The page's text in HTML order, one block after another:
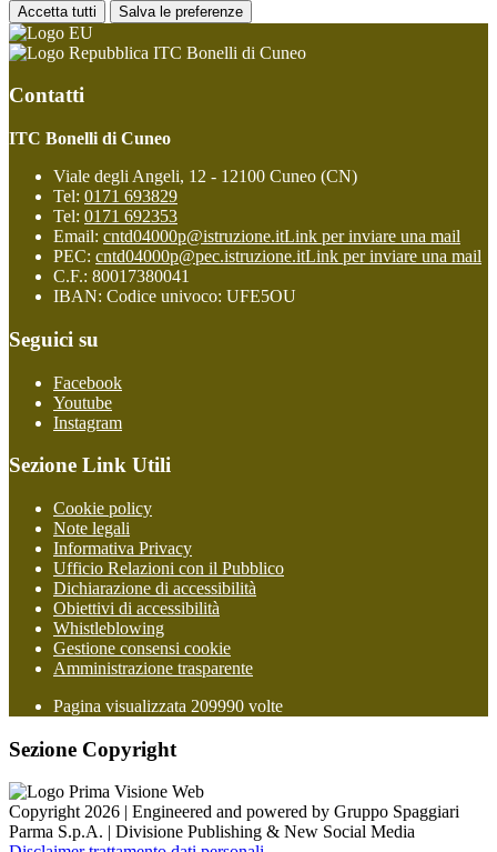
Accetta tutti Salva le preferenze
ITC Bonelli di Cuneo
Contatti
ITC Bonelli di Cuneo
Viale degli Angeli, 12 - 12100 Cuneo (CN)
Tel: 0171 693829
Tel: 0171 692353
Email: cntd04000p@istruzione.itLink per inviare una mail
PEC: cntd04000p@pec.istruzione.itLink per inviare una mail
C.F.: 80017380041
IBAN: Codice univoco: UFE5OU
Seguici su
Facebook
Youtube
Instagram
Sezione Link Utili
Cookie policy
Note legali
Informativa Privacy
Ufficio Relazioni con il Pubblico
Dichiarazione di accessibilità
Obiettivi di accessibilità
Whistleblowing
Gestione consensi cookie
Amministrazione trasparente
Pagina visualizzata 209990 volte
Sezione Copyright
Copyright 2026 | Engineered and powered by Gruppo Spaggiari
Parma S.p.A. | Divisione Publishing & New Social Media